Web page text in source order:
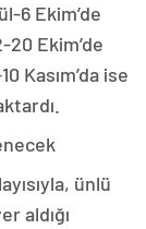
6 Ekim’de
20 Ekim’de
Kasım’da ise
ünlü
aldığı